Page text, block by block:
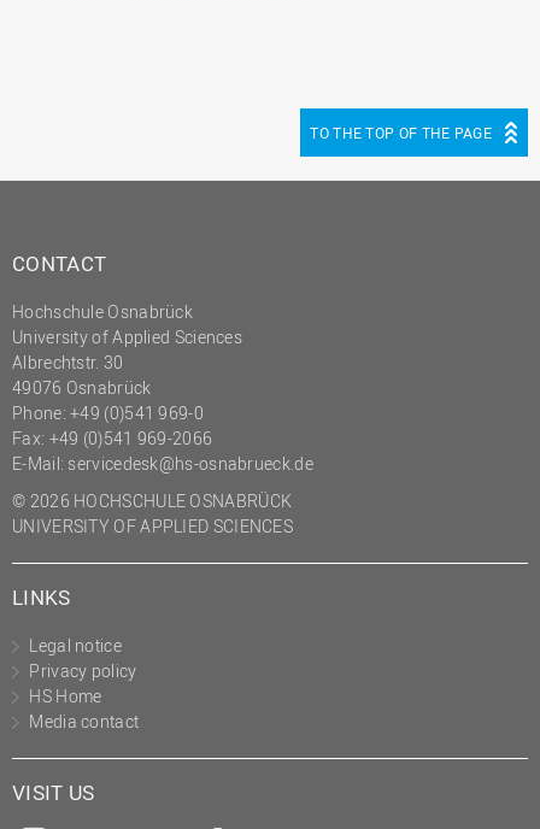
TO THE TOP OF THE PAGE
CONTACT
Hochschule Osnabrück
University of Applied Sciences
Albrechtstr. 30
49076 Osnabrück
Phone: +49 (0)541 969-0
Fax: +49 (0)541 969-2066
E-Mail: servicedesk@hs-osnabrueck.de
© 2026 HOCHSCHULE OSNABRÜCK
UNIVERSITY OF APPLIED SCIENCES
LINKS
Legal notice
Privacy policy
HS Home
Media contact
VISIT US